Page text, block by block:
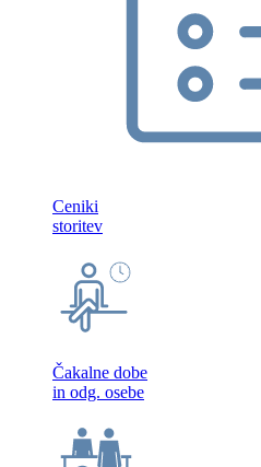
Ceniki
storitev
Čakalne dobe
in odg. osebe